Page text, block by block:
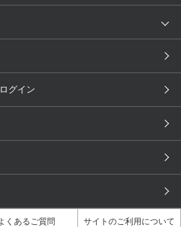
une nana cool
ワコールスタイル
人間科学研究開発センター見学
ワコールカルネアプリ使い方ガイ
グイン
くあるご質問 サイトのご利用について